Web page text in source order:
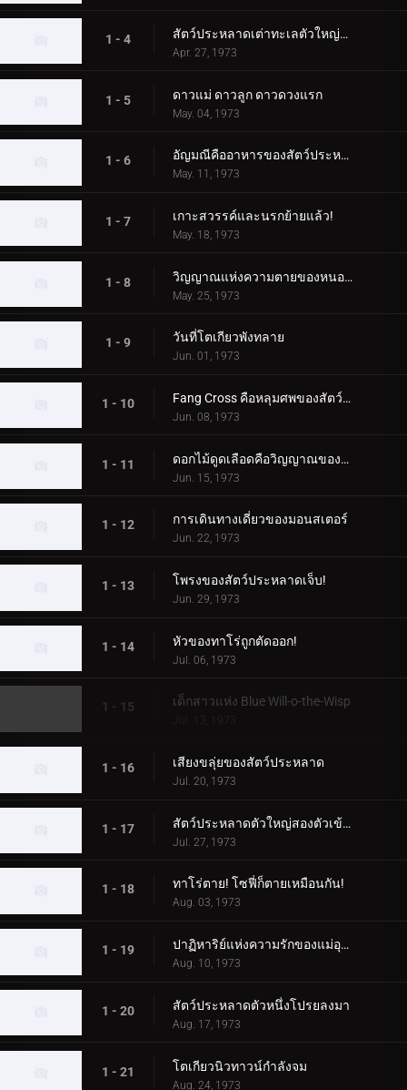
1 - 4 สัตว์ประหลาดเต่าทะเลตัวใหญ่บุกโตเกียว!
Apr. 27, 1973
1 - 5 ดาวแม่ ดาวลูก ดาวดวงแรก
May. 04, 1973
1 - 6 อัญมณีคืออาหารของสัตว์ประหลาด!
May. 11, 1973
1 - 7 เกาะสวรรค์และนรกย้ายแล้ว!
May. 18, 1973
1 - 8 วิญญาณแห่งความตายของหนองน้ำกินคน
May. 25, 1973
1 - 9 วันที่โตเกียวพังทลาย
Jun. 01, 1973
1 - 10 Fang Cross คือหลุมศพของสัตว์ประหลาด!
Jun. 08, 1973
1 - 11 ดอกไม้ดูดเลือดคือวิญญาณของเด็กสาว
Jun. 15, 1973
1 - 12 การเดินทางเดี่ยวของมอนสเตอร์
Jun. 22, 1973
1 - 13 โพรงของสัตว์ประหลาดเจ็บ!
Jun. 29, 1973
1 - 14 หัวของทาโร่ถูกตัดออก!
Jul. 06, 1973
1 - 15 เด็กสาวแห่ง Blue Will-o-the-Wisp
Jul. 13, 1973
1 - 16 เสียงขลุ่ยของสัตว์ประหลาด
Jul. 20, 1973
1 - 17 สัตว์ประหลาดตัวใหญ่สองตัวเข้าใกล้ทาโร่!
Jul. 27, 1973
1 - 18 ทาโร่ตาย! โซฟี่ก็ตายเหมือนกัน!
Aug. 03, 1973
1 - 19 ปาฏิหาริย์แห่งความรักของแม่อุลตร้า!
Aug. 10, 1973
1 - 20 สัตว์ประหลาดตัวหนึ่งโปรยลงมา
Aug. 17, 1973
1 - 21 โตเกียวนิวทาวน์กำลังจม
Aug. 24, 1973